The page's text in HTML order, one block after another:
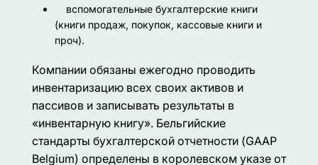
вспомогательные бухгалтерские книги
(книги продаж, покупок, кассовые книги и
проч).
Компании обязаны ежегодно проводить
инвентаризацию всех своих активов и
пассивов и записывать результаты в
«инвентарную книгу». Бельгийские
стандарты бухгалтерской отчетности (GAAP
Belgium) определены в королевском указе от